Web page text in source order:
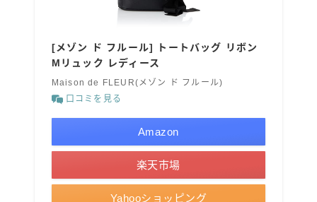
[メゾン ド フルール] トートバッグ リボン
Mリュック レディース
Maison de FLEUR(メゾン ド フルール)
口コミを見る
Amazon
楽天市場
Yahooショッピング